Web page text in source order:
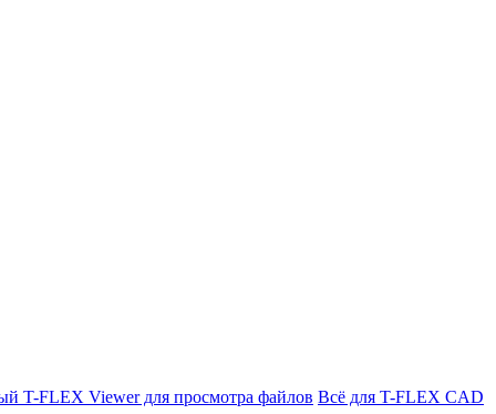
T-FLEX Viewer для просмотра файлов Всё для T-FLEX CAD